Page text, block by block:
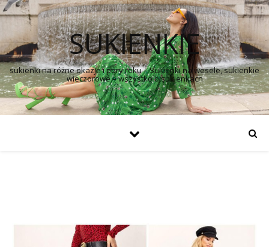
SUKIENKIE
sukienki na różne okazje i pory roku – Sukienki na wesele, sukienkie
wieczorowe – wszystko o sukienkach